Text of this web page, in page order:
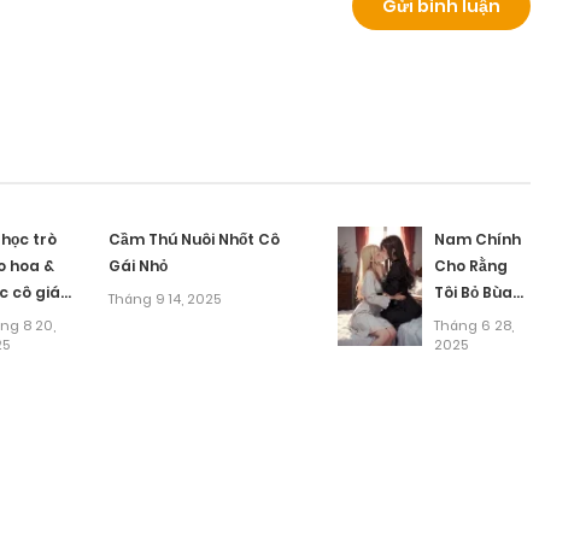
hơn mấy phần.
học trò
hoa &
cô giáo
8 20,
Cầm Thú Nuôi Nhốt Cô
Gái Nhỏ
Tháng 9 14, 2025
Nam Chính
Cho Rằng
Tôi Bỏ Bùa
Người Yêu
Của Anh Ấy
Tháng 6 28,
2025